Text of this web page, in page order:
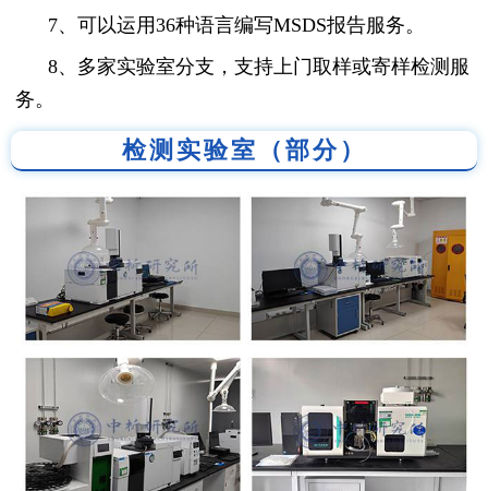
7、可以运用36种语言编写MSDS报告服务。
8、多家实验室分支，支持上门取样或寄样检测服
务。
检测实验室（部分）